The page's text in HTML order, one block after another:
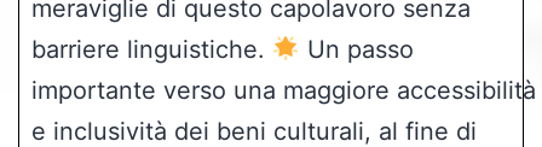
meraviglie di questo capolavoro senza
barriere linguistiche.
Un passo
importante verso una maggiore accessibilità
e inclusività dei beni culturali, al fine di